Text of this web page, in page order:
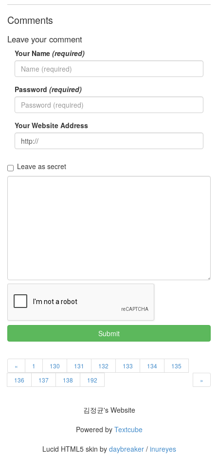
Comments
Leave your comment
Your Name (required)
Password (required)
Your Website Address
Leave as secret
Submit
« 1 130 131 132 133 134
135
136
137 138 192 »
김
균
Daweikala
1.5V
Li-
ion
1280...
BASMAN
정
균
9V
충
방
전...
김정균's Website
Powered by Textcube
Lucid HTML5 skin by daybreaker/ inureyes